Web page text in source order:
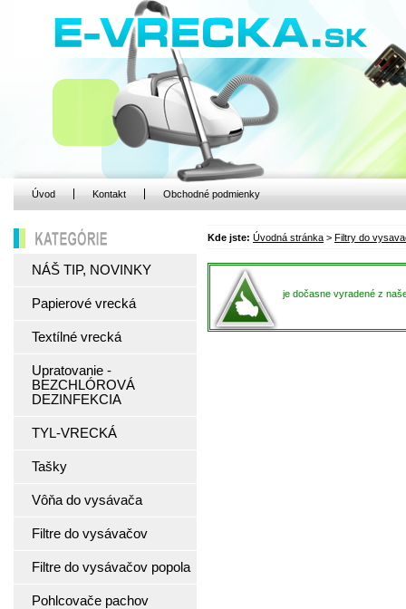
Úvod Kontakt Obchodné podmienky
Kde jste: Úvodná stránka > Filtry do
je dočasne vyradené z
KATEGÓRIE
NÁŠ TIP, NOVINKY
Papierové vrecká
Textílné vrecká
Upratovanie -
BEZCHLÓROVÁ
DEZINFEKCIA
TYL-VRECKÁ
Tašky
Vôňa do vysávača
Filtre do vysávačov
Filtre do vysávačov popola
Pohlcovače pachov